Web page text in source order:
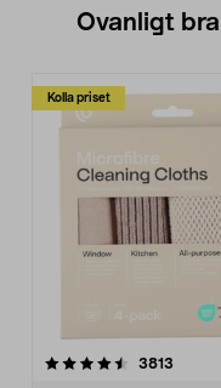
Ovanligt
Kolla priset
3813
4.0av 5 stjärnor